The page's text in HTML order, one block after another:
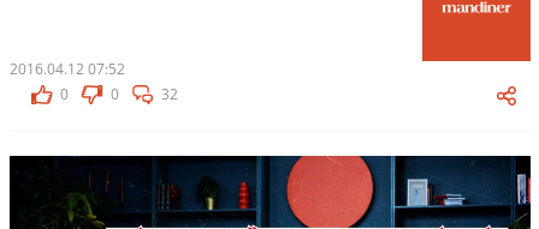
2016.04.12 07:52
0
0 32